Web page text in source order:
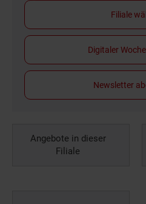
Filiale
Digitaler
Newsletter
Angebote in dieser
Filiale